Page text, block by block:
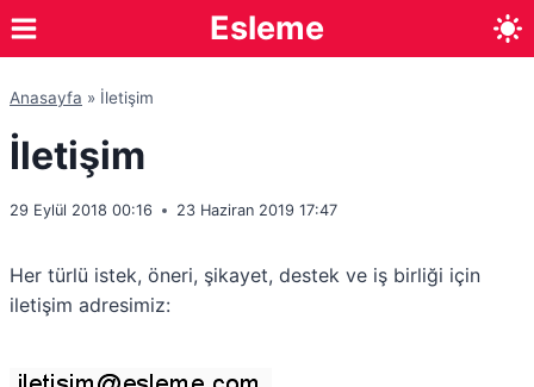
Skip
to
Esleme
Anasayfa » İletişim
İletişim
29 Eylül 2018 00:16 23 Haziran 2019 17:47
Her türlü istek, öneri, şikayet, destek ve iş birliği için
iletişim adresimiz: